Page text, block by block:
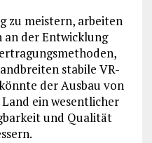
zu meistern, arbeiten
der Entwicklung
stabile VR-
der Ausbau von
ein wesentlicher
und Qualität